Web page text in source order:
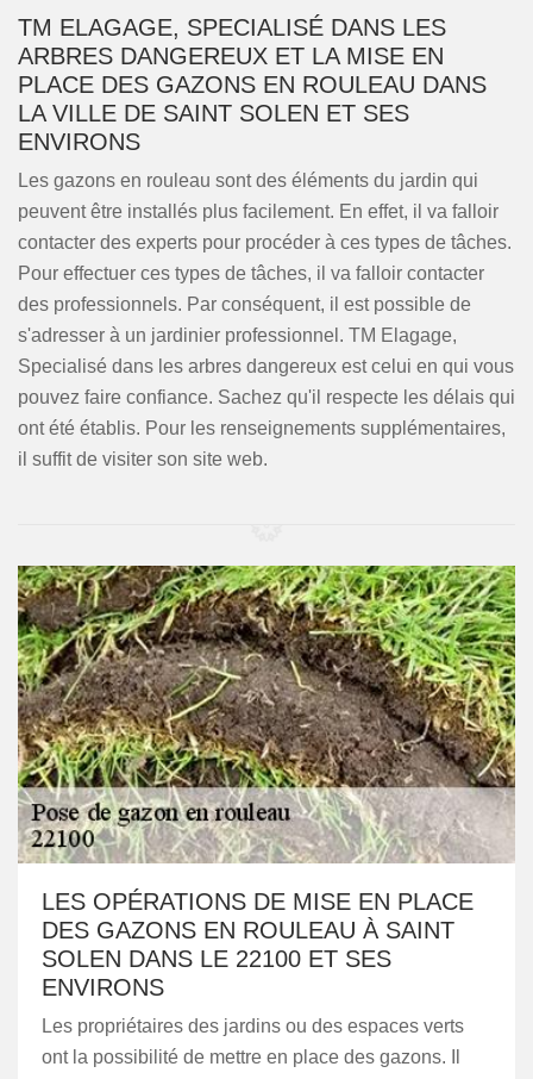
TM ELAGAGE, SPECIALISÉ DANS LES
ARBRES DANGEREUX ET LA MISE EN
PLACE DES GAZONS EN ROULEAU DANS
LA VILLE DE SAINT SOLEN ET SES
ENVIRONS
Les gazons en rouleau sont des éléments du jardin qui
peuvent être installés plus facilement. En effet, il va falloir
contacter des experts pour procéder à ces types de tâches.
Pour effectuer ces types de tâches, il va falloir contacter
des professionnels. Par conséquent, il est possible de
s'adresser à un jardinier professionnel. TM Elagage,
Specialisé dans les arbres dangereux est celui en qui vous
pouvez faire confiance. Sachez qu'il respecte les délais qui
ont été établis. Pour les renseignements supplémentaires,
il suffit de visiter son site web.
LES OPÉRATIONS DE MISE EN PLACE
DES GAZONS EN ROULEAU À SAINT
SOLEN DANS LE 22100 ET SES
ENVIRONS
Les propriétaires des jardins ou des espaces verts
ont la possibilité de mettre en place des gazons. Il